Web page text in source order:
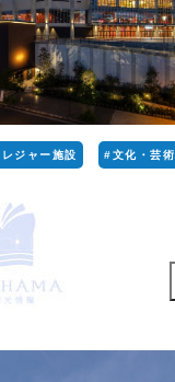
ジャー施設 #文化・芸術